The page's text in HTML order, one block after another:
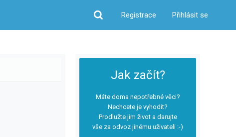
Hledat
Registrace Přihlásit se
Jak začít?
Máte doma nepotřebné věci?
Nechcete je vyhodit?
Prodlužte jim život a darujte
vše za odvoz jinému uživateli :-)